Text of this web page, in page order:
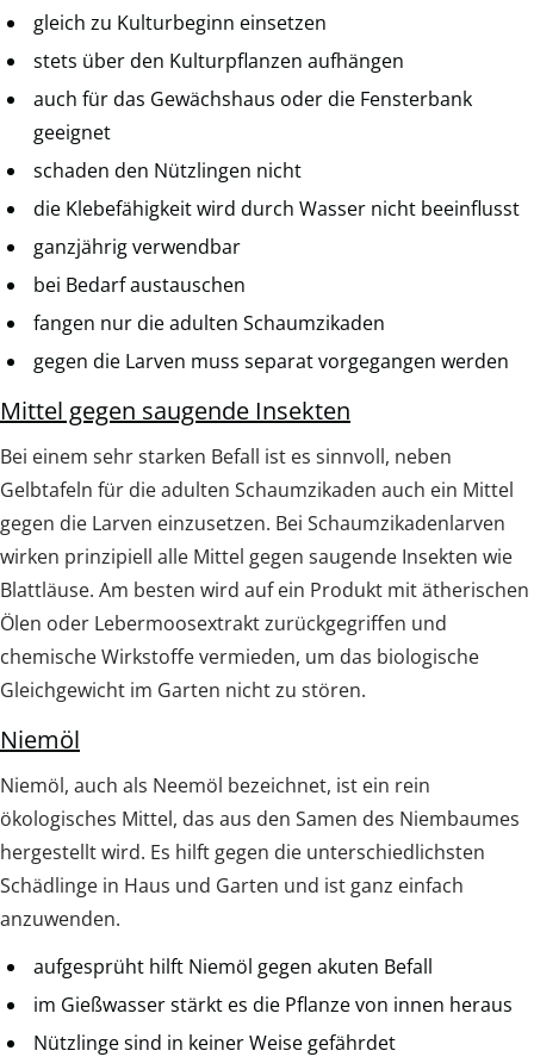
gleich zu Kulturbeginn einsetzen
stets über den Kulturpflanzen aufhängen
auch für das Gewächshaus oder die Fensterbank
geeignet
schaden den Nützlingen nicht
die Klebefähigkeit wird durch Wasser nicht beeinflusst
ganzjährig verwendbar
bei Bedarf austauschen
fangen nur die adulten Schaumzikaden
gegen die Larven muss separat vorgegangen werden
Mittel gegen saugende Insekten
Bei einem sehr starken Befall ist es sinnvoll, neben
Gelbtafeln für die adulten Schaumzikaden auch ein Mittel
gegen die Larven einzusetzen. Bei Schaumzikadenlarven
wirken prinzipiell alle Mittel gegen saugende Insekten wie
Blattläuse. Am besten wird auf ein Produkt mit ätherischen
Ölen oder Lebermoosextrakt zurückgegriffen und
chemische Wirkstoffe vermieden, um das biologische
Gleichgewicht im Garten nicht zu stören.
Niemöl
Niemöl, auch als Neemöl bezeichnet, ist ein rein
ökologisches Mittel, das aus den Samen des Niembaumes
hergestellt wird. Es hilft gegen die unterschiedlichsten
Schädlinge in Haus und Garten und ist ganz einfach
anzuwenden.
aufgesprüht hilft Niemöl gegen akuten Befall
im Gießwasser stärkt es die Pflanze von innen heraus
Nützlinge sind in keiner Weise gefährdet